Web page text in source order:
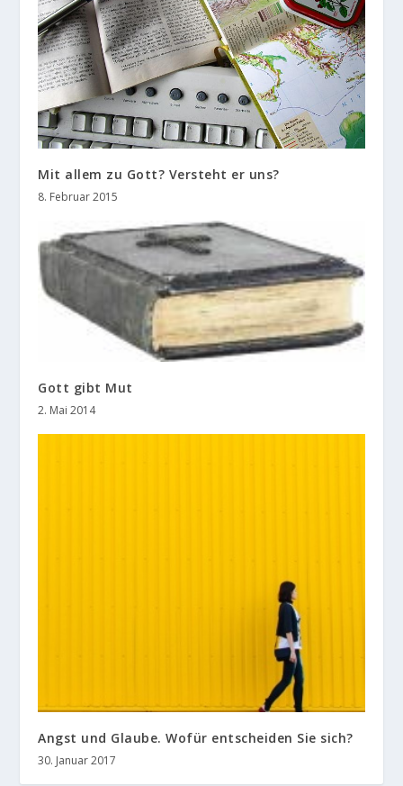
Mit allem zu Gott? Versteht er uns?
8. Februar 2015
Gott gibt Mut
2. Mai 2014
Angst und Glaube. Wofür entscheiden Sie sich?
30. Januar 2017